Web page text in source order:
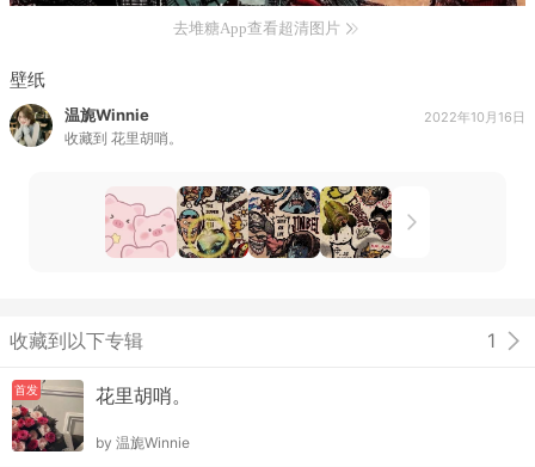
去堆糖App查看超清图片
壁纸
温旎Winnie
收藏到 花里胡哨。
2022年10月16日
收藏到以下专辑 1
首发 花里胡哨。
by 温旎Winnie